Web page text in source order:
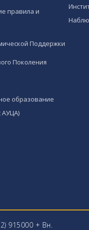
правила и
Поддержки
Поколения
образование
АУЦА)
915000 + Вн.